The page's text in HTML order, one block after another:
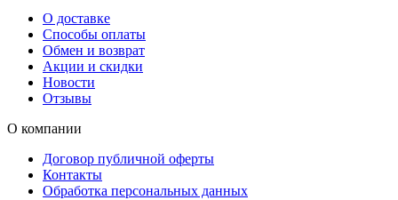
О доставке
Способы оплаты
Обмен и возврат
Акции и скидки
Новости
Отзывы
О компании
Договор публичной оферты
Контакты
Обработка персональных данных